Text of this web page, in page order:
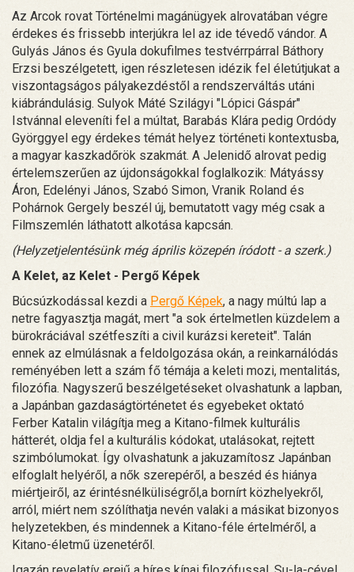
Az Arcok rovat Történelmi magánügyek alrovatában végre
érdekes és frissebb interjúkra lel az ide tévedő vándor. A
Gulyás János és Gyula dokufilmes testvérrpárral Báthory
Erzsi beszélgetett, igen részletesen idézik fel életútjukat a
viszontagságos pályakezdéstől a rendszerváltás utáni
kiábrándulásig. Sulyok Máté Szilágyi "Lópici Gáspár"
Istvánnal eleveníti fel a múltat, Barabás Klára pedig Ordódy
Györggyel egy érdekes témát helyez történeti kontextusba,
a magyar kaszkadőrök szakmát. A Jelenidő alrovat pedig
értelemszerűen az újdonságokkal foglalkozik: Mátyássy
Áron, Edelényi János, Szabó Simon, Vranik Roland és
Pohárnok Gergely beszél új, bemutatott vagy még csak a
Filmszemlén láthatott alkotása kapcsán.
(Helyzetjelentésünk még április közepén íródott - a szerk.)
A Kelet, az Kelet - Pergő Képek
Búcsúzkodással kezdi a Pergő Képek, a nagy múltú lap a
netre fagyasztja magát, mert "a sok értelmetlen küzdelem a
bürokráciával szétfeszíti a civil kurázsi kereteit". Talán
ennek az elmúlásnak a feldolgozása okán, a reinkarnálódás
reményében lett a szám fő témája a keleti mozi, mentalitás,
filozófia. Nagyszerű beszélgetéseket olvashatunk a lapban,
a Japánban gazdaságtörténetet és egyebeket oktató
Ferber Katalin világítja meg a Kitano-filmek kulturális
hátterét, oldja fel a kulturális kódokat, utalásokat, rejtett
szimbólumokat. Így olvashatunk a jakuzamítosz Japánban
elfoglalt helyéről, a nők szerepéről, a beszéd és hiánya
miértjeiről, az érintésnélküliségről,a bornírt közhelyekről,
arról, miért nem szólíthatja nevén valaki a másikat bizonyos
helyzetekben, és mindennek a Kitano-féle értelméről, a
Kitano-életmű üzenetéről.